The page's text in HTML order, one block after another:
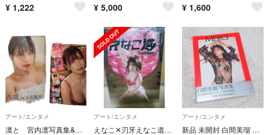
¥ 1,222 ¥ 5,000 ¥ 1,600
アート/エンタメ
凛と 宮内凛写真集&ヤンチャン表紙付録付き
アート/エンタメ
えなこ✕刃牙えなこ道・えなこ✕BEASTARS(おまけ)ヤンマガ特別付録DVD
アート/エンタメ
新品 未開封 白間美瑠 写真集 MERCI アイドル